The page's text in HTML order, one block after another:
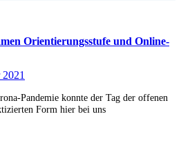
Orientierungsstufe und Online-
2021
Pandemie konnte der Tag der offenen
Form hier bei uns